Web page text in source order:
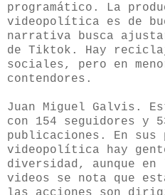
programático. La
videopolítica es de
narrativa busca
de Tiktok. Hay
sociales, pero en
contendores.
Juan Miguel Galvis.
con 154 seguidores y
publicaciones. En sus
videopolítica hay
diversidad, aunque
videos se nota que